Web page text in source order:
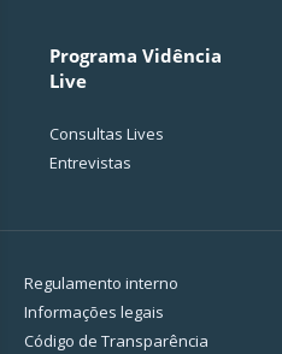
Programa Vidência
Live
Consultas Lives
Entrevistas
Regulamento interno
Informações legais
Código de Transparência